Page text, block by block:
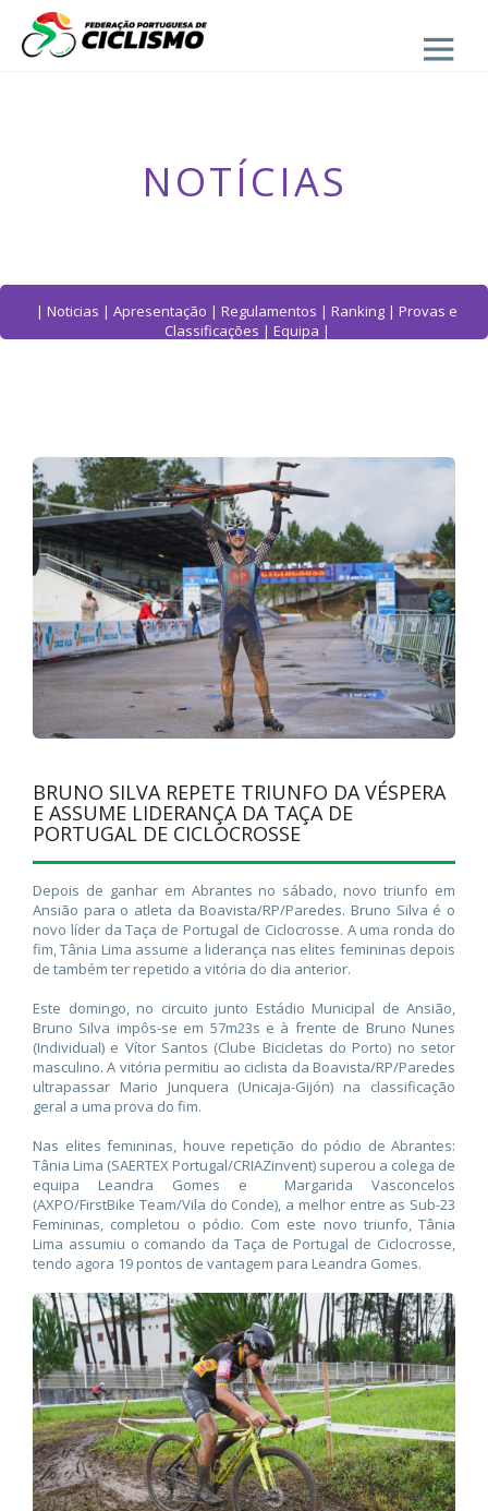
Close
- Ciclocrosse
NOTÍCIAS
| Noticias | Apresentação | Regulamentos | Ranking | Provas e
Classificações | Equipa |
BRUNO SILVA REPETE TRIUNFO DA VÉSPERA
E ASSUME LIDERANÇA DA TAÇA DE
PORTUGAL DE CICLOCROSSE
Depois de ganhar em Abrantes no sábado, novo triunfo em
Ansião para o atleta da Boavista/RP/Paredes. Bruno Silva é o
novo líder da Taça de Portugal de Ciclocrosse. A uma ronda do
fim, Tânia Lima assume a liderança nas elites femininas depois
de também ter repetido a vitória do dia anterior.
Este domingo, no circuito junto Estádio Municipal de Ansião,
Bruno Silva impôs-se em 57m23s e à frente de Bruno Nunes
(Individual) e Vítor Santos (Clube Bicicletas do Porto) no setor
masculino. A vitória permitiu ao ciclista da Boavista/RP/Paredes
ultrapassar Mario Junquera (Unicaja-Gijón) na classificação
geral a uma prova do fim.
Nas elites femininas, houve repetição do pódio de Abrantes:
Tânia Lima (SAERTEX Portugal/CRIAZinvent) superou a colega de
equipa Leandra Gomes e Margarida Vasconcelos
(AXPO/FirstBike Team/Vila do Conde), a melhor entre as Sub-23
Femininas, completou o pódio. Com este novo triunfo, Tânia
Lima assumiu o comando da Taça de Portugal de Ciclocrosse,
tendo agora 19 pontos de vantagem para Leandra Gomes.